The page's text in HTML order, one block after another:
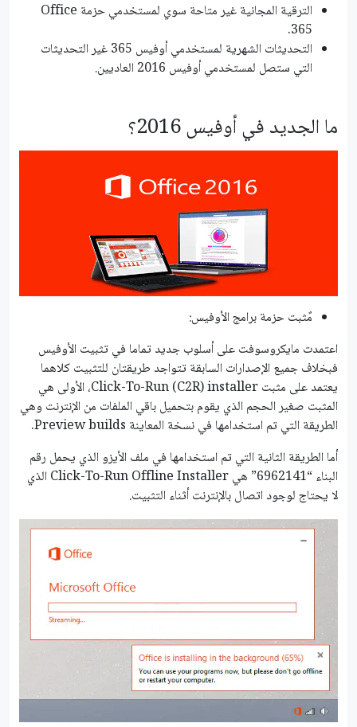
الترقية المجانية غير متاحة سوي لمستخدمي حزمة Office
365.
التحديثات الشهرية لمستخدمي أوفيس 365 غير التحديثات
التي ستصل لمستخدمي أوفيس 2016 العاديين.
ما الجديد في أوفيس 2016؟
مٌثبت حزمة برامج الأوفيس:
اعتمدت مايكروسوفت على أسلوب جديد تماما في تثبيت الأوفيس
فبخلاف جميع الإصدارات السابقة تتواجد طريقتان للتثبيت كلاهما
يعتمد على مثبت Click-To-Run (C2R) installer، الأولى هي
المثبت صغير الحجم الذي يقوم بتحميل باقي الملفات من الإنترنت وهي
الطريقة التي تم استخدامها في نسخة المعاينة Preview builds.
أما الطريقة الثانية التي تم استخدامها في ملف الأيزو الذي يحمل رقم
البناء “6962141” هي Click-To-Run Offline Installer الذي
لا يحتاج لوجود اتصال بالإنترنت أثناء التثبيت.